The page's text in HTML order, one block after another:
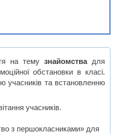
на темузнайомствадля
обстановки в класі.
учасників та встановленню
учасників.
з першокласниками» для